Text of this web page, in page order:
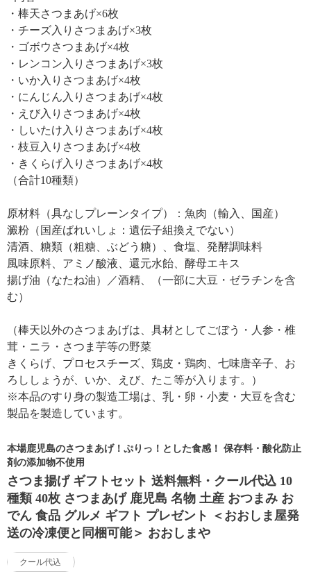
・棒天さつまあげ×6枚
・チーズ入りさつまあげ×3枚
・ゴボウさつまあげ×4枚
・レンコン入りさつまあげ×3枚
・いか入りさつまあげ×4枚
・にんじん入りさつまあげ×4枚
・えび入りさつまあげ×4枚
・しいたけ入りさつまあげ×4枚
・枝豆入りさつまあげ×4枚
・きくらげ入りさつまあげ×4枚
（合計10種類）
原材料（具なしプレーンタイプ）：魚肉（輸入、国産）
澱粉（国産ばれいしょ：遺伝子組換えでない）
清酒、糖類（粗糖、ぶどう糖）、食塩、発酵調味料
風味原料、アミノ酸液、還元水飴、酵母エキス
揚げ油（なたね油）／酒精、（一部に大豆・ゼラチンを含
む）
（棒天以外のさつまあげは、具材としてごぼう・人参・椎
茸・ニラ・さつま芋等の野菜
きくらげ、プロセスチーズ、鶏皮・鶏肉、七味唐辛子、お
ろししょうが、いか、えび、たこ等が入ります。）
※本品のすり身の製造工場は、乳・卵・小麦・大豆を含む
製品を製造しています。
本場鹿児島のさつまあげ！ぷりっ！とした食感！ 保存料・酸化防止
剤の添加物不使用
さつま揚げ ギフトセット 送料無料・クール代込 10
種類 40枚 さつまあげ 鹿児島 名物 土産 おつまみ お
でん 食品 グルメ ギフト プレゼント ＜おおしま屋発
送の冷凍便と同梱可能＞ おおしまや
クール代込